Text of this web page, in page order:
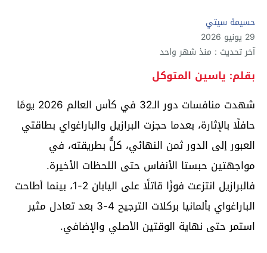
حسيمة سيتي
29 يونيو 2026
آخر تحديث : منذ شهر واحد
بقلم: ياسين المتوكل
شهدت منافسات دور الـ32 في كأس العالم 2026 يومًا
حافلًا بالإثارة، بعدما حجزت البرازيل والباراغواي بطاقتي
العبور إلى الدور ثمن النهائي، كلٌّ بطريقته، في
مواجهتين حبستا الأنفاس حتى اللحظات الأخيرة.
فالبرازيل انتزعت فوزًا قاتلًا على اليابان 2-1، بينما أطاحت
الباراغواي بألمانيا بركلات الترجيح 4-3 بعد تعادل مثير
استمر حتى نهاية الوقتين الأصلي والإضافي.